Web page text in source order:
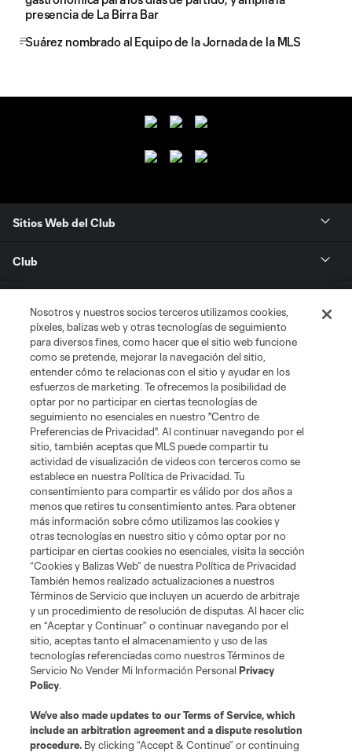
presencia de La Birra Bar
Suárez nombrado al Equipo de la Jornada de la MLS
Sitios Web del Club
Club
News
MLSSOCCER.COM
Terminos de servicio
Politica de privacidad
Do Not Sell or Share My Personal Information
Cookies Settings
©2026 MLS. The Major League Soccer and MLS name and shield are
registered trademarks of Major League Soccer, L.L.C. (“MLS”). The names
and logos of MLS teams are registered and/or common law trademarks of
MLS or are used with the permission of their owners. Any unauthorized use
is forbidden.
Nosotros y nuestros socios terceros utilizamos cookies,
píxeles, balizas web y otras tecnologías de seguimiento
para diversos fines, como hacer que el sitio web funcione
como se pretende, mejorar la navegación del sitio,
entender cómo te relacionas con el sitio y ayudar en los
esfuerzos de marketing. Te ofrecemos la posibilidad de
optar por no participar en ciertas tecnologías de
seguimiento no esenciales en nuestro "Centro de
Preferencias de Privacidad". Al continuar navegando por el
sitio, también aceptas que MLS puede compartir tu
actividad de visualización de videos con terceros como se
establece en nuestra Política de Privacidad. Tu
consentimiento para compartir es válido por dos años a
menos que retires tu consentimiento antes. Para obtener
más información sobre cómo utilizamos las cookies y
otras tecnologías en nuestro sitio y cómo optar por no
participar en ciertas cookies no esenciales, visita la sección
“Cookies y Balizas Web” de nuestra Política de Privacidad
También hemos realizado actualizaciones a nuestros
Términos de Servicio que incluyen un acuerdo de arbitraje
y un procedimiento de resolución de disputas. Al hacer clic
en “Aceptar y Continuar” o continuar navegando por el
sitio, aceptas tanto el almacenamiento y uso de las
tecnologías referenciadas como nuestros Términos de
Servicio No Vender Mi Información PersonalPrivacy
Policy.
We’ve also made updates to ourTerms of Service, which
include an arbitration agreement and a dispute resolution
procedure. By clicking “Accept & Continue” or continuing